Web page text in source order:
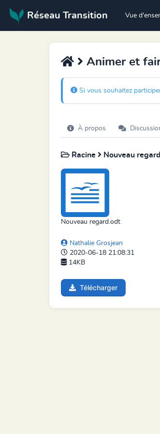
Réseau Transition Vue
Animer et
Si vous souhaitez
À propos
Racine Nouveau
Nouveau regard.odt
Nathalie Grosjean
2020-06-18 21:08:31
14KB
Télécharger